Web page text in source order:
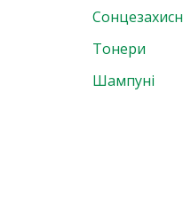
Тонери
Шампуні